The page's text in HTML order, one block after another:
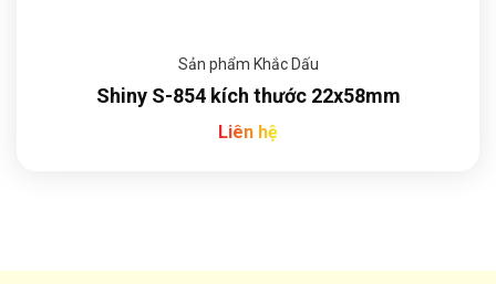
Sản phẩm Khắc Dấu
Shiny S-854 kích thước 22x58mm
Liên hệ